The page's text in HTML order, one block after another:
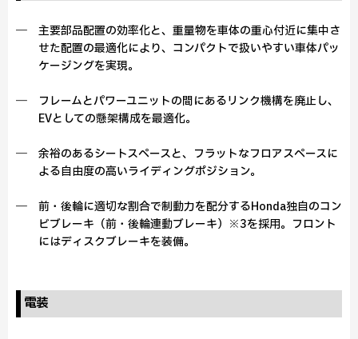
― 主要部品配置の効率化と、重量物を車体の重心付近に集中さ
せた配置の最適化により、コンパクトで扱いやすい車体パッ
ケージングを実現。
― フレームとパワーユニットの間にあるリンク機構を廃止し、
EVとしての懸架構成を最適化。
― 余裕のあるシートスペースと、フラットなフロアスペースに
よる自由度の高いライディングポジション。
― 前・後輪に適切な割合で制動力を配分するHonda独自のコン
ビブレーキ（前・後輪連動ブレーキ）※3を採用。フロント
にはディスクブレーキを装備。
電装